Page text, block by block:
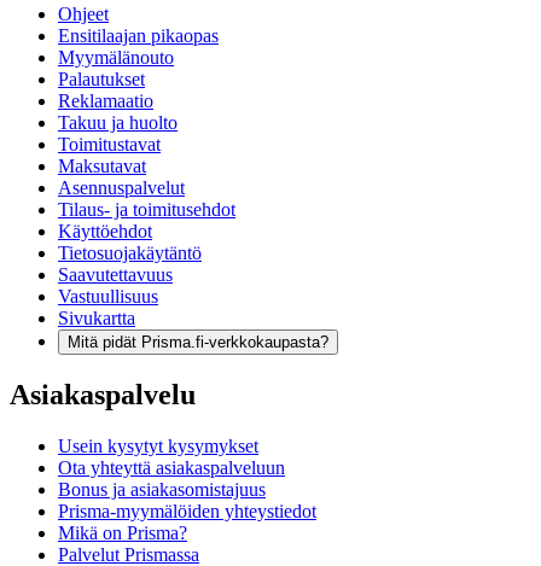
Ohjeet
Ensitilaajan pikaopas
Myymälänouto
Palautukset
Reklamaatio
Takuu ja huolto
Toimitustavat
Maksutavat
Asennuspalvelut
Tilaus- ja toimitusehdot
Käyttöehdot
Tietosuojakäytäntö
Saavutettavuus
Vastuullisuus
Sivukartta
Mitä pidät Prisma.fi-verkkokaupasta?
Asiakaspalvelu
Usein kysytyt kysymykset
Ota yhteyttä asiakaspalveluun
Bonus ja asiakasomistajuus
Prisma-myymälöiden yhteystiedot
Mikä on Prisma?
Palvelut Prismassa